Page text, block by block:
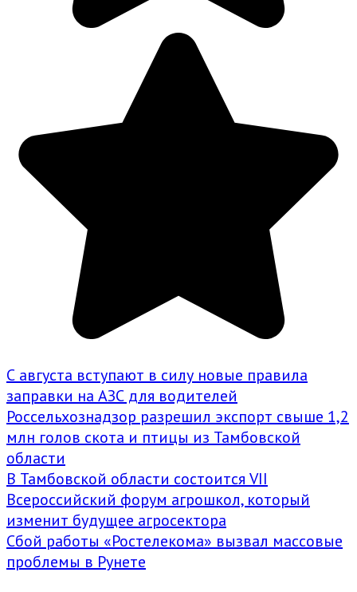
С августа вступают в силу новые правила
заправки на АЗС для водителей
Россельхознадзор разрешил экспорт свыше 1,2
млн голов скота и птицы из Тамбовской
области
В Тамбовской области состоится VII
Всероссийский форум агрошкол, который
изменит будущее агросектора
Сбой работы «Ростелекома» вызвал массовые
проблемы в Рунете